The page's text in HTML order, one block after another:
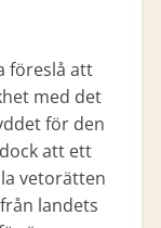
föreslå att
med det
för den
att ett
vetorätten
landets